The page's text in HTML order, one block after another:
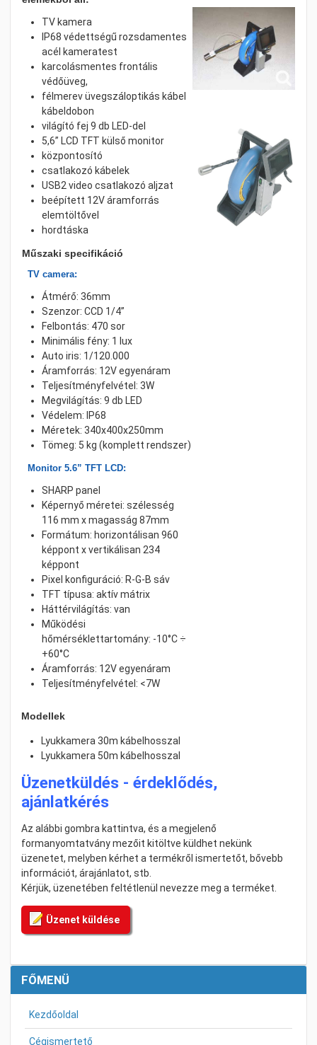
FŐMENÜ
Kezdőoldal
Cégismertető
TV kamera
IP68 védettségű rozsdamentes
acél kameratest
karcolásmentes frontális
védőüveg,
félmerev üvegszáloptikás kábel
kábeldobon
világító fej 9 db LED-del
5,6” LCD TFT külső monitor
központosító
csatlakozó kábelek
USB2 video csatlakozó aljzat
beépített 12V áramforrás
elemtöltővel
hordtáska
Műszaki specifikáció
TV camera:
Átmérő: 36mm
Szenzor: CCD 1/4”
Felbontás: 470 sor
Minimális fény: 1 lux
Auto iris: 1/120.000
Áramforrás: 12V egyenáram
Teljesítményfelvétel: 3W
Megvilágítás: 9 db LED
Védelem: IP68
Méretek: 340x400x250mm
Tömeg: 5 kg (komplett rendszer)
Monitor 5.6” TFT LCD:
SHARP panel
Képernyő méretei: szélesség
116 mm x magasság 87mm
Formátum: horizontálisan 960
képpont x vertikálisan 234
képpont
Pixel konfiguráció: R-G-B sáv
TFT típusa: aktív mátrix
Háttérvilágítás: van
Működési
hőmérséklettartomány: -10°C ÷
+60°C
Áramforrás: 12V egyenáram
Teljesítményfelvétel: <7W
Modellek
Lyukkamera 30m kábelhosszal
Lyukkamera 50m kábelhosszal
Üzenetküldés - érdeklődés,
ajánlatkérés
Az alábbi gombra kattintva, és a megjelenő
formanyomtatvány mezőit kitöltve küldhet nekünk
üzenetet, melyben kérhet a termékről ismertetőt, bővebb
információt, árajánlatot, stb.
Kérjük, üzenetében feltétlenül nevezze meg a terméket.
Üzenet küldése